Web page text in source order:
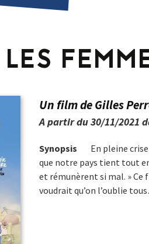
Un film de Gilles
A partir du 30/11/2021
Synopsis
En pleine
que notre pays tient tout
et rémunèrent si mal. » Ce
voudrait qu’on l’oublie